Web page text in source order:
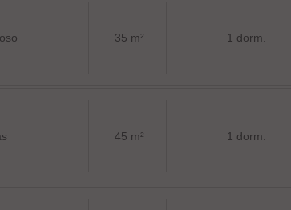
35 m² 1 dorm.
45 m² 1 dorm.